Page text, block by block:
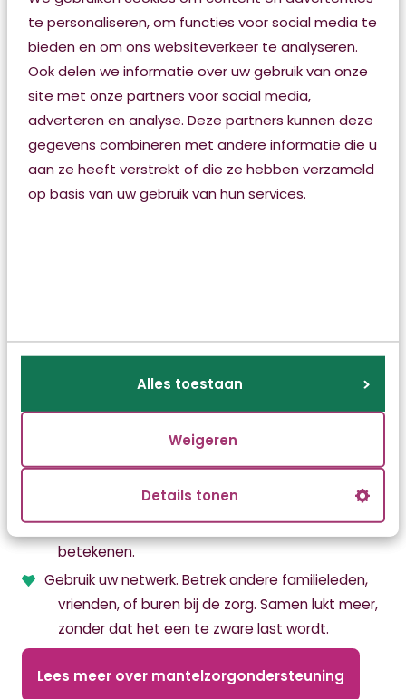
te personaliseren, om functies voor social media te
bieden en om ons websiteverkeer te analyseren.
Ook delen we informatie over uw gebruik van onze
site met onze partners voor social media,
adverteren en analyse. Deze partners kunnen deze
gegevens combineren met andere informatie die u
aan ze heeft verstrekt of die ze hebben verzameld
op basis van uw gebruik van hun services.
Alles toestaan
Weigeren
Details tonen
Tips en adviezen
Blijf betrokken bij de zorg voor uw naaste en maak
hierover duidelijke afspraken met het zorgteam.
met douchen of medicijnen toedienen.
mogelijkheden van informele zorg. Dit kan
helpen om beter te begrijpen wat u kunt
betekenen.
Gebruik uw netwerk. Betrek andere familieleden,
vrienden, of buren bij de zorg. Samen lukt meer,
zonder dat het een te zware last wordt.
Lees meer over mantelzorgondersteuning